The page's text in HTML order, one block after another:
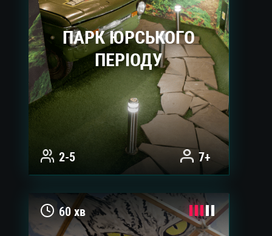
2-5 7+
ПАРК ЮРСЬКОГО
ПЕРІОДУ
60 хв